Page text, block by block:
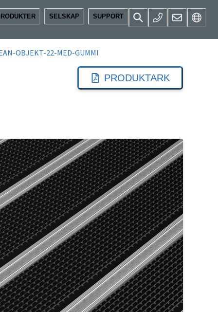
SELSKAP SUPPORT
OBJEKT-22-MED-GUMMI
PRODUKTARK